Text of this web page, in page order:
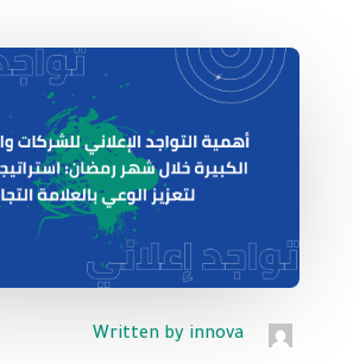
Written by innova